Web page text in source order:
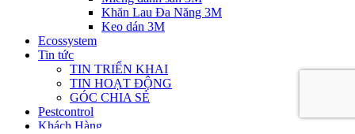
Khăn Lau Đa Năng 3M
Keo dán 3M
Ecossystem
Tin tức
TIN TRIỂN KHAI
TIN HOẠT ĐỘNG
GÓC CHIA SẺ
Pestcontrol
Khách Hàng